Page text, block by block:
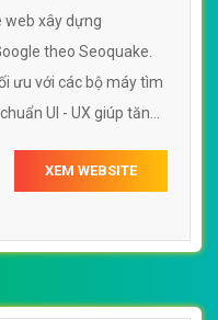
web xây dựng
theo Seoquake.
ưu với các bộ máy tìm
UI - UX giúp tăng
XEM WEBSITE